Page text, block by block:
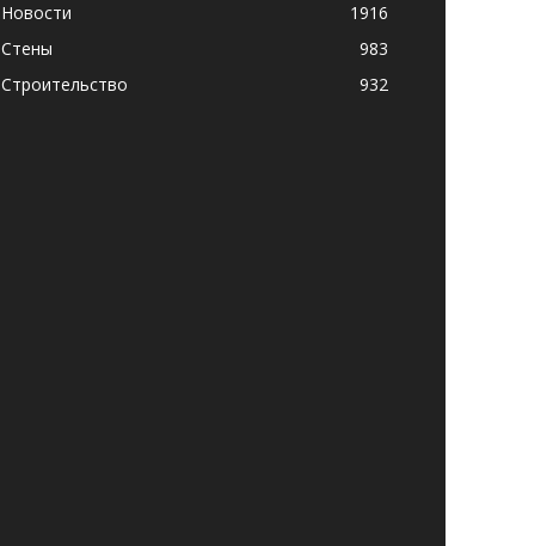
Новости
1916
Стены
983
Строительство
932